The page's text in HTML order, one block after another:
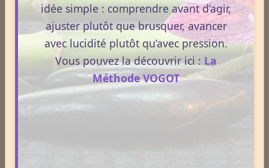
idée simple : comprendre avant d’agir,
ajuster plutôt que brusquer, avancer
avec lucidité plutôt qu’avec pression.
Vous pouvez la découvrir ici : La
Méthode VOGOT